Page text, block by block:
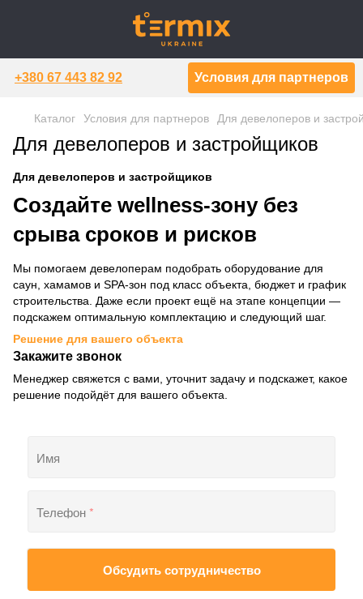
+380 67 443 82 92 Условия для партнеров
Каталог Условия для партнеров Для девелоперов и
Для девелоперов и застройщиков
Для девелоперов и застройщиков
Создайте wellness-зону без
срыва сроков и рисков
Мы помогаем девелоперам подобрать оборудование для
саун, хамамов и SPA-зон под класс объекта, бюджет и график
строительства. Даже если проект ещё на этапе концепции —
подскажем оптимальную комплектацию и следующий шаг.
Решение для вашего объекта
Закажите звонок
Менеджер свяжется с вами, уточнит задачу и подскажет, какое
решение подойдёт для вашего объекта.
Имя
Телефон*
Обсудить сотрудничество